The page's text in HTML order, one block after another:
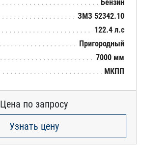
Бензин
ЗМЗ 52342.10
122.4 л.с
Пригородный
7000 мм
МКПП
Цена по запросу
Узнать цену